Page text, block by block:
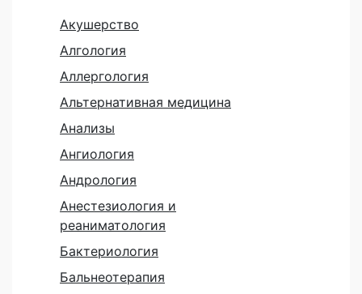
Акушерство
Алгология
Аллергология
Альтернативная медицина
Анализы
Ангиология
Андрология
Анестезиология и
реаниматология
Бактериология
Бальнеотерапия